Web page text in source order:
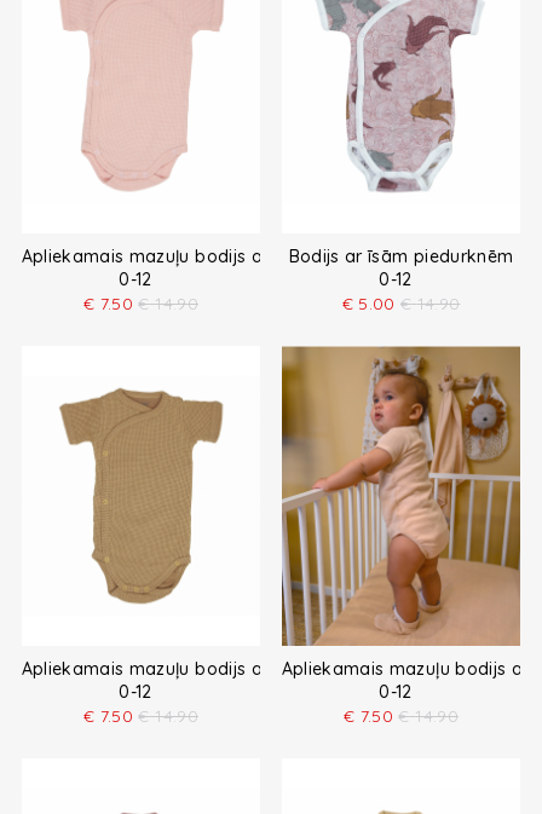
Apliekamais mazuļu bodijs ar īsām piedurknēm
0-12
€ 7.50 € 14.90
Bodijs ar īsām piedurknēm
0-12
€ 5.00 € 14.90
Apliekamais mazuļu bodijs ar īsām piedurknēm
0-12
€ 7.50 € 14.90
Apliekamais mazuļu bodijs ar
0-12
€ 7.50 € 14.90